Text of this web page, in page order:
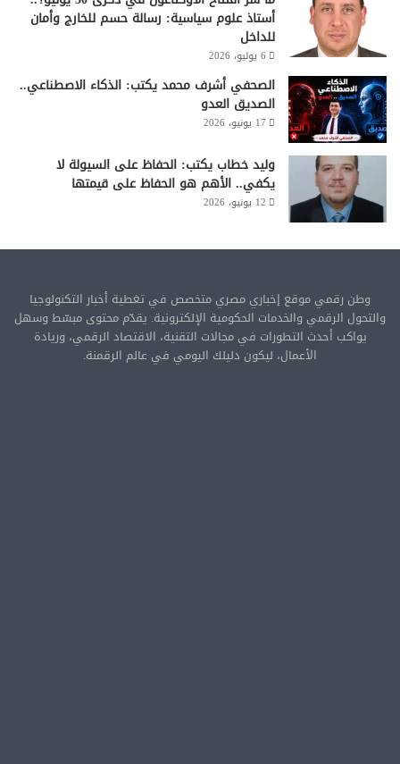
أستاذ علوم سياسية: رسالة حسم للخارج وأمان
للداخل
6 يوليو، 2026
الصحفي أشرف محمد يكتب: الذكاء الاصطناعي..
الصديق العدو
17 يونيو، 2026
وليد خطاب يكتب: الحفاظ على السيولة لا
يكفي.. الأهم هو الحفاظ على قيمتها
12 يونيو، 2026
وطن رقمي موقع إخباري مصري متخصص في تغطية أخبار التكنولوجيا
والتحول الرقمي والخدمات الحكومية الإلكترونية. يقدّم محتوى مبسّط وسهل
يواكب أحدث التطورات في مجالات التقنية، الاقتصاد الرقمي، وريادة
الأعمال، ليكون دليلك اليومي في عالم الرقمنة.